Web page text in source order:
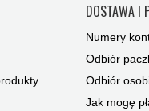
DOSTAWA I
Numery
Odbiór
Odbiór
Jak mogę